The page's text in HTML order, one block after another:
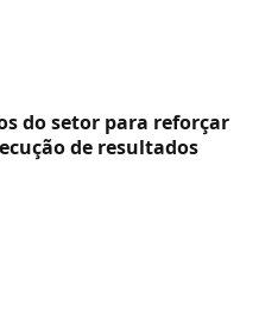
do setor para reforçar
de resultados